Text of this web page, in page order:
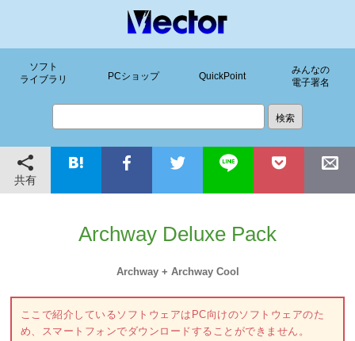
ソフト
ライブラリ
PCショップ QuickPoint
みんなの
電子署名
共有
Archway Deluxe Pack
Archway + Archway Cool
ここで紹介しているソフトウェアはPC向けのソフトウェアのた
め、スマートフォンでダウンロードすることができません。